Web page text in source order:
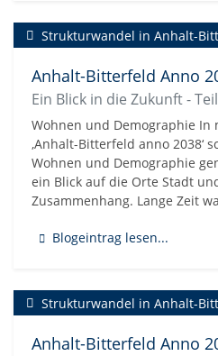
Anhalt-Bitterfeld Anno
Ein Blick in die Zukunft -
Strukturwandel in Anhalt-
Wohnen und Demographie In
‚Anhalt-Bitterfeld anno 2038‘
Wohnen und Demographie
ein Blick auf die Orte Stadt
Zusammenhang. Lange Zeit
Blogeintrag lesen...
Anhalt-Bitterfeld Anno
Strukturwandel in Anhalt-